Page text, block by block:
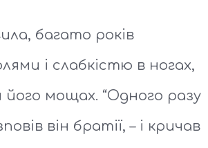
багато років
і слабкістю в ногах,
його мощах. “Одного разу
він братії, – і кричав